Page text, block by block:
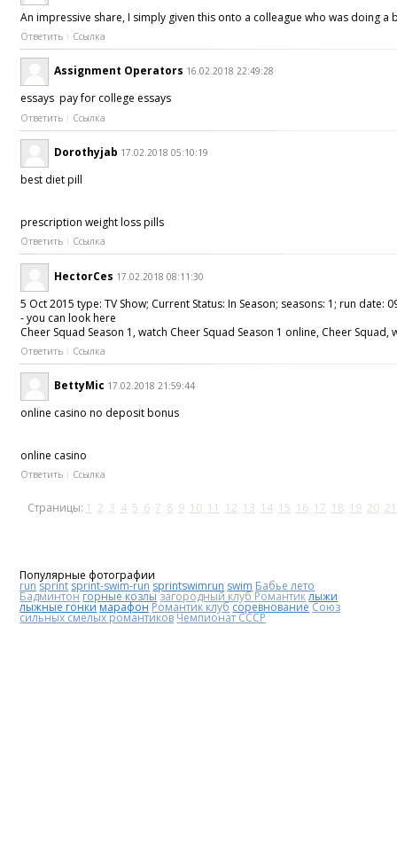
An impressive share, I simply given this onto a colleague who was doing
Ответить Ссылка
Assignment Operators 16.02.2018 22:49:28
essays pay for college essays
Ответить Ссылка
Dorothyjab 17.02.2018 05:10:19
best diet pill
prescription weight loss pills
Ответить Ссылка
HectorCes 17.02.2018 08:11:30
5 Oct 2015 type: TV Show; Current Status: In Season; seasons: 1; run
- you can look here
Cheer Squad Season 1, watch Cheer Squad Season 1 online, Cheer
Ответить Ссылка
BettyMic 17.02.2018 21:59:44
online casino no deposit bonus
online casino
Ответить Ссылка
Страницы: 1 2 3 4 5 6 7 8 9 10 11 12 13 14 15 16 17 18 19 20 21
Популярные фотографии
run sprint sprint-swim-run sprintswimrun swim Бабье лето
Бадминтонгорные козлы загородный клуб Романтиклыжи
лыжные гонки марафонРомантик клубсоревнованиеСоюз
сильных смелых романтиковЧемпионат СССР